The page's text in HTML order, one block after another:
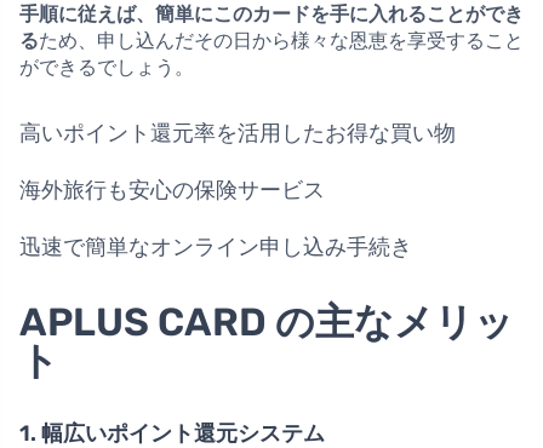
手順に従えば、簡単にこのカードを手に入れることができ
るため、申し込んだその日から様々な恩恵を享受すること
ができるでしょう。
高いポイント還元率を活用したお得な買い物
海外旅行も安心の保険サービス
迅速で簡単なオンライン申し込み手続き
APLUS CARD の主なメリッ
ト
1. 幅広いポイント還元システム